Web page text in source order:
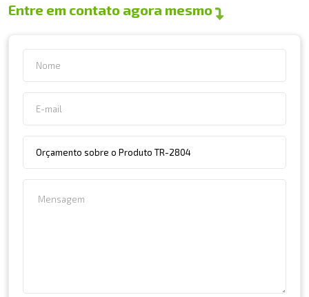
Entre em contato agora mesmo